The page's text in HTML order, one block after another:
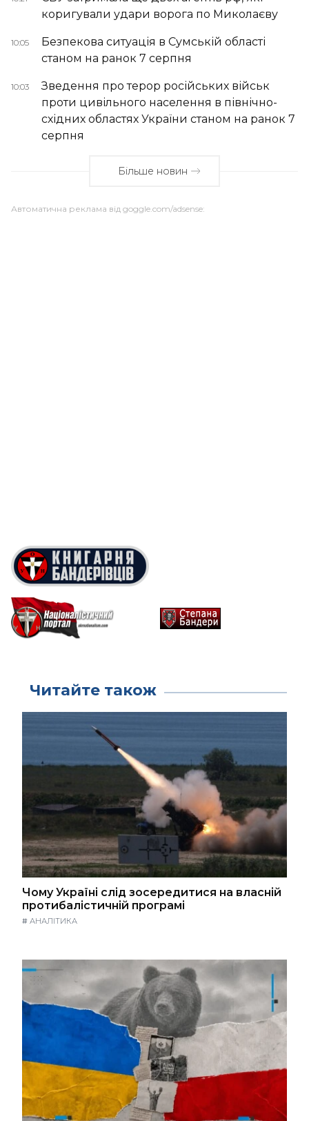
коригували удари ворога по Миколаєву
10:05
Безпекова ситуація в Сумській області
станом на ранок 7 серпня
10:03
Зведення про терор російських військ
проти цивільного населення в північно-
східних областях України станом на ранок 7
серпня
Більше новин
Автоматична реклама від goggle.com/adsense:
Читайте також
Чому Україні слід зосередитися на власній
протибалістичній програмі
# АНАЛІТИКА